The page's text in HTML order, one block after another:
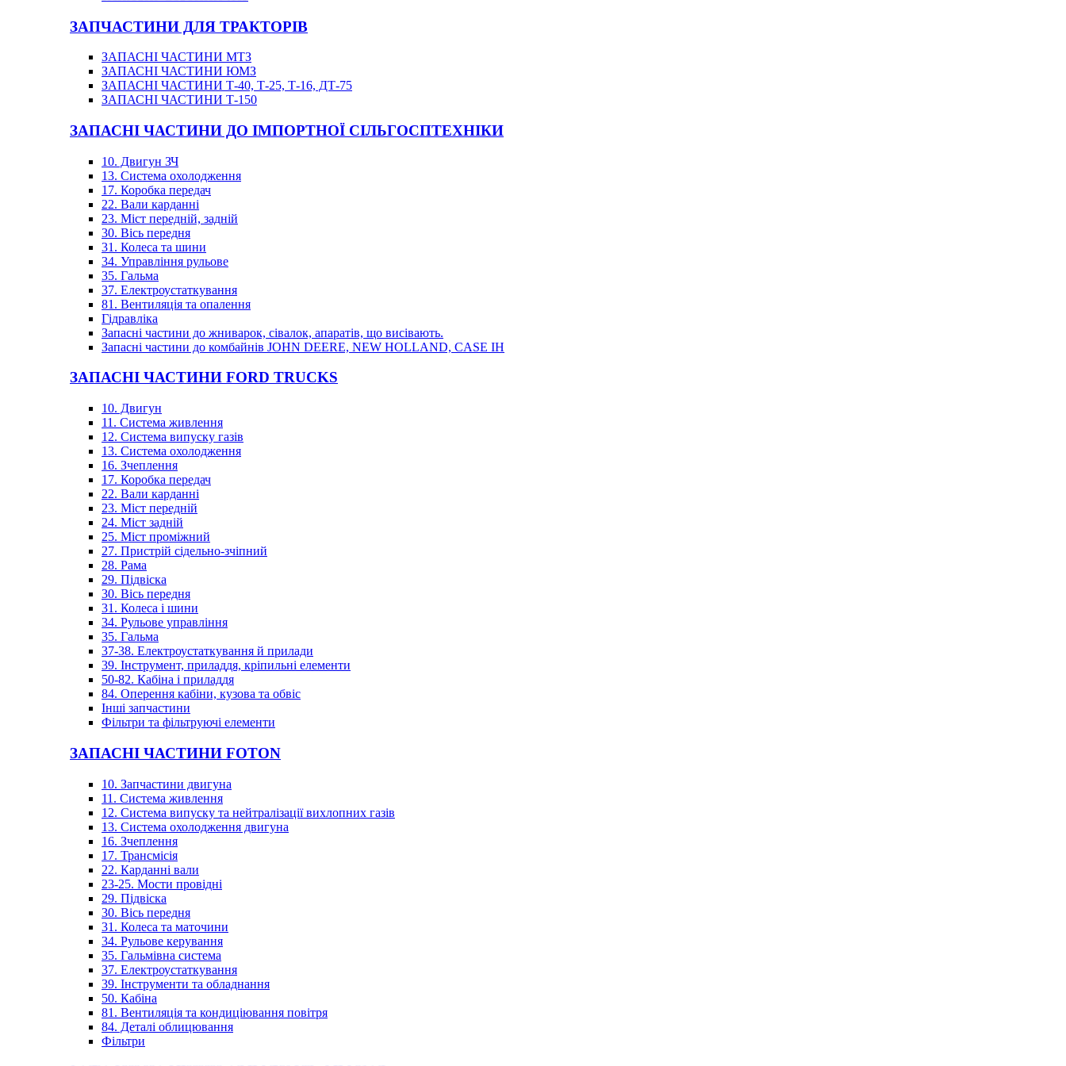
ЗАПЧАСТИНИ ДЛЯ ТРАКТОРІВ
ЗАПАСНІ ЧАСТИНИ МТЗ
ЗАПАСНІ ЧАСТИНИ ЮМЗ
ЗАПАСНІ ЧАСТИНИ Т-40, Т-25, Т-16, ДТ-75
ЗАПАСНІ ЧАСТИНИ Т-150
ЗАПАСНІ ЧАСТИНИ ДО ІМПОРТНОЇ СІЛЬГОСПТЕХНІКИ
10. Двигун ЗЧ
13. Система охолодження
17. Коробка передач
22. Вали карданні
23. Міст передній, задній
30. Вісь передня
31. Колеса та шини
34. Управління рульове
35. Гальма
37. Електроустаткування
81. Вентиляція та опалення
Гідравліка
Запасні частини до жниварок, сівалок, апаратів, що висівають.
Запасні частини до комбайнів JOHN DEERE, NEW HOLLAND, CASE IH
ЗАПАСНІ ЧАСТИНИ FORD TRUCKS
10. Двигун
11. Система живлення
12. Система випуску газів
13. Система охолодження
16. Зчеплення
17. Коробка передач
22. Вали карданні
23. Міст передній
24. Міст задній
25. Міст проміжний
27. Пристрій сідельно-зчіпний
28. Рама
29. Підвіска
30. Вісь передня
31. Колеса і шини
34. Рульове управління
35. Гальма
37-38. Електроустаткування й прилади
39. Інструмент, приладдя, кріпильні елементи
50-82. Кабіна і приладдя
84. Оперення кабіни, кузова та обвіс
Інші запчастини
Фільтри та фільтруючі елементи
ЗАПАСНІ ЧАСТИНИ FOTON
10. Запчастини двигуна
11. Система живлення
12. Система випуску та нейтралізації вихлопних газів
13. Система охолодження двигуна
16. Зчеплення
17. Трансмісія
22. Карданні вали
23-25. Мости провідні
29. Підвіска
30. Вісь передня
31. Колеса та маточини
34. Рульове керування
35. Гальмівна система
37. Електроустаткування
39. Інструменти та обладнання
50. Кабіна
81. Вентиляція та кондиціювання повітря
84. Деталі облицювання
Фільтри